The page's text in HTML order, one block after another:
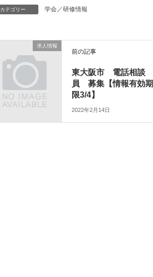
カテゴリー 学会／研修情報
求人情報
前の記事
東大阪市 電話相談
員 募集【情報有効期
限3/4】
2022年2月14日